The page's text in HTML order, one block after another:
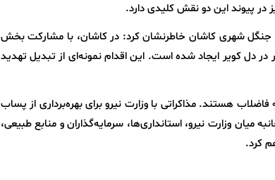
در پیوند این دو نقش کلیدی دارد.
جنگل شهری کاشان خاطرنشان کرد: در کاشان، با مشارکت بخش
از پساب تصفیه‌خانه، جنگلی به وسعت 21 هکتار در دل کویر ایجاد شده است. این اقدام نمونه‌ای از تبدیل تهدید
هستند. مذاکراتی با وزارت نیرو برای بهره‌برداری از پساب
وزارت نیرو، استانداری‌ها، سرمایه‌گذاران و منابع طبیعی،
کرد.